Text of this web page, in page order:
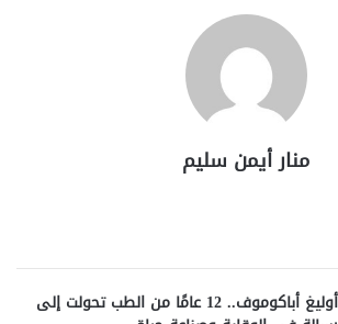
منار أيمن سليم
أوليغ أباكوموف.. 12 عامًا من الطب تحولت إلى